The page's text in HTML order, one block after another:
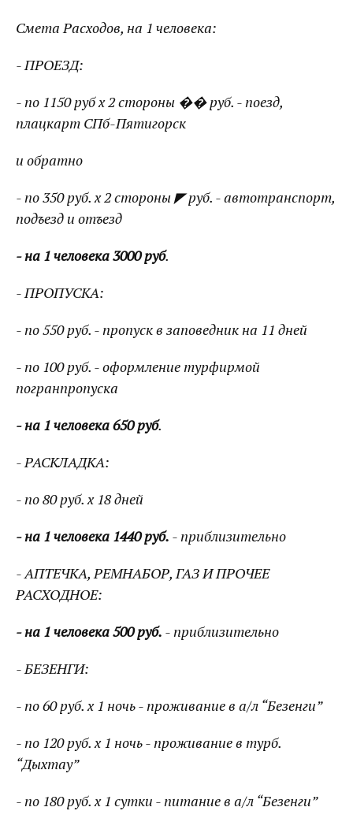
Смета Расходов, на 1 человека:
- ПРОЕЗД:
- по 1150 руб х 2 стороны �� руб. - поезд,
плацкарт СПб-Пятигорск
и обратно
- по 350 руб. х 2 стороны ◤ руб. - автотранспорт,
подъезд и отъезд
- на 1 человека 3000 руб.
- ПРОПУСКА:
- по 550 руб. - пропуск в заповедник на 11 дней
- по 100 руб. - оформление турфирмой
погранпропуска
- на 1 человека 650 руб.
- РАСКЛАДКА:
- по 80 руб. х 18 дней
- на 1 человека 1440 руб. - приблизительно
- АПТЕЧКА, РЕМНАБОР, ГАЗ И ПРОЧЕЕ
РАСХОДНОЕ:
- на 1 человека 500 руб. - приблизительно
- БЕЗЕНГИ:
- по 60 руб. х 1 ночь - проживание в а/л “Безенги”
- по 120 руб. х 1 ночь - проживание в турб.
“Дыхтау”
- по 180 руб. х 1 сутки - питание в а/л “Безенги”